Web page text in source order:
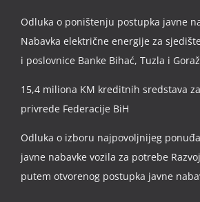
Odluka o poništenju postupka javne
Nabavka električne energije za
i poslovnice Banke Bihać, Tuzla i
15,4 miliona KM kreditnih sredstava
privrede Federacije BiH
Odluka o izboru najpovoljnijeg
javne nabavke vozila za potrebe
putem otvorenog postupka javne